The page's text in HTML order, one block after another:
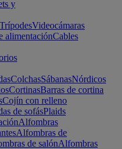
y
TrípodesVideocámaras
alimentaciónCables
ColchasSábanasNórdicos
CortinasBarras de cortina
Cojín con relleno
de sofásPlaids
Alfombras
Alfombras de
de salónAlfombras